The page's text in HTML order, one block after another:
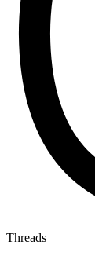
Threads